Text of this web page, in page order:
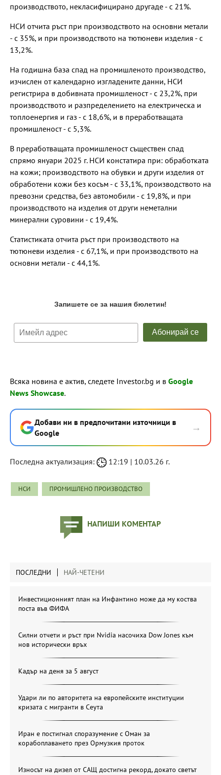
производството, некласифицирано другаде - с 21%.
НСИ отчита ръст при производството на основни метали
- с 35%, и при производството на тютюневи изделия - с
13,2%.
На годишна база спад на промишленото производство,
изчислен от календарно изгладените данни, НСИ
регистрира в добивната промишленост - с 23,2%, при
производството и разпределението на електрическа и
топлоенергия и газ - с 18,6%, и в преработващата
промишленост - с 5,3%.
В преработващата промишленост съществен спад
спрямо януари 2025 г. НСИ констатира при: обработката
на кожи; производството на обувки и други изделия от
обработени кожи без косъм - с 33,1%, производството на
превозни средства, без автомобили - с 19,8%, и при
производството на изделия от други неметални
минерални суровини - с 19,4%.
Статистиката отчита ръст при производството на
тютюневи изделия - с 67,1%, и при производството на
основни метали - с 44,1%.
Всяка новина е актив, следете Investor.bg и в Google
News Showcase.
Добави ни в предпочитани източници в
Google
→
Последна актуализация: 12:19 | 10.03.26 г.
НСИ ПРОМИШЛЕНО ПРОИЗВОДСТВО
НАПИШИ КОМЕНТАР
ПОСЛЕДНИ НАЙ-ЧЕТЕНИ
Инвестиционният план на Инфантино може да му коства
поста във ФИФА
Силни отчети и ръст при Nvidia насочиха Dow Jones към
нов исторически връх
Кадър на деня за 5 август
Удари ли по авторитета на европейските институции
кризата с мигранти в Сеута
Иран е постигнал споразумение с Оман за
корабоплаването през Ормузкия проток
Износът на дизел от САЩ достигна рекорд, докато светът